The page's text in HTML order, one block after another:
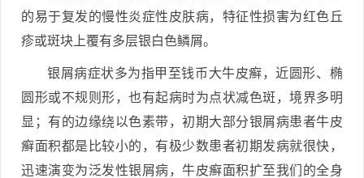
的易于复发的慢性炎症性皮肤病，特征性损害为红色丘
疹或斑块上覆有多层银白色鳞屑。
银屑病症状多为指甲至钱币大牛皮癣，近圆形、椭
圆形或不规则形，也有起病时为点状减色斑，境界多明
显；有的边缘绕以色素带，初期大部分银屑病患者牛皮
癣面积都是比较小的，有极少数患者初期发病就很快，
迅速演变为泛发性银屑病，牛皮癣面积扩至我们的全身